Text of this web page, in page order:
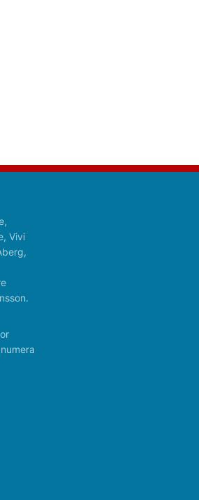
Vivi